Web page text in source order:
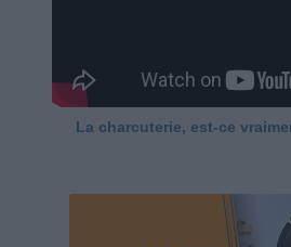
La charcuterie, est-ce